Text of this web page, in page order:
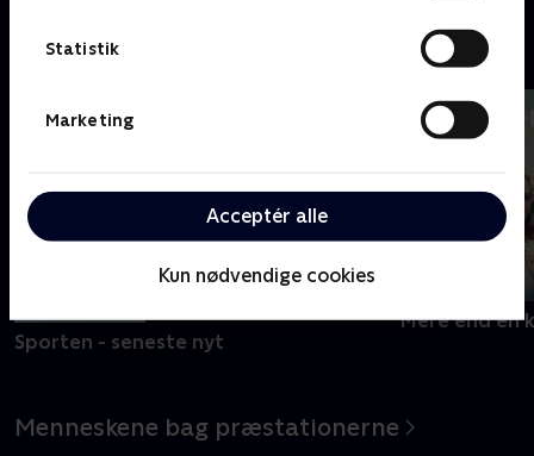
Statistik
Marketing
Acceptér alle
Kun nødvendige cookies
Vil du vide mere?
Sporten - seneste nyt
Mere end en
Menneskene bag præstationerne